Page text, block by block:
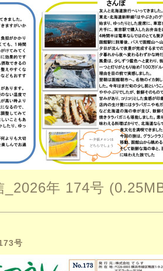
_2026年 174号
号